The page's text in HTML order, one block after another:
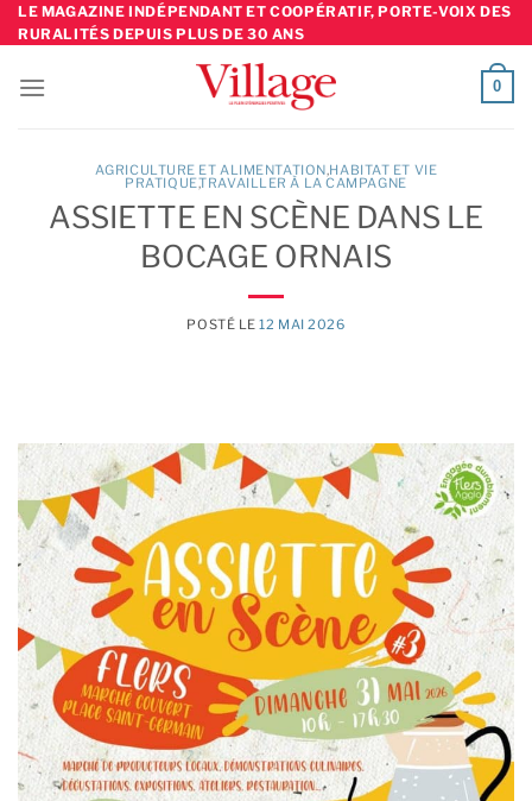
Skip
to
LE MAGAZINE INDÉPENDANT ET COOPÉRATIF, PORTE-VOIX DES
RURALITÉS DEPUIS PLUS DE 30 ANS
0
AGRICULTURE ET ALIMENTATION,HABITAT ET VIE
PRATIQUETRAVAILLER À LA CAMPAGNE
ASSIETTE EN SCÈNE DANS LE
BOCAGE ORNAIS
POSTÉ LE12 MAI 2026